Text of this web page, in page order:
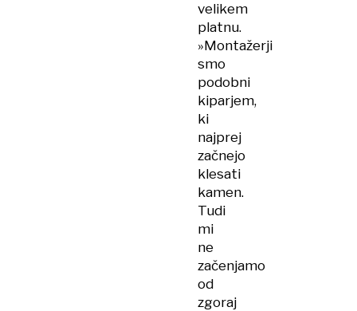
velikem
platnu.
»Montažerji
smo
podobni
kiparjem,
ki
najprej
začnejo
klesati
kamen.
Tudi
mi
ne
začenjamo
od
zgoraj